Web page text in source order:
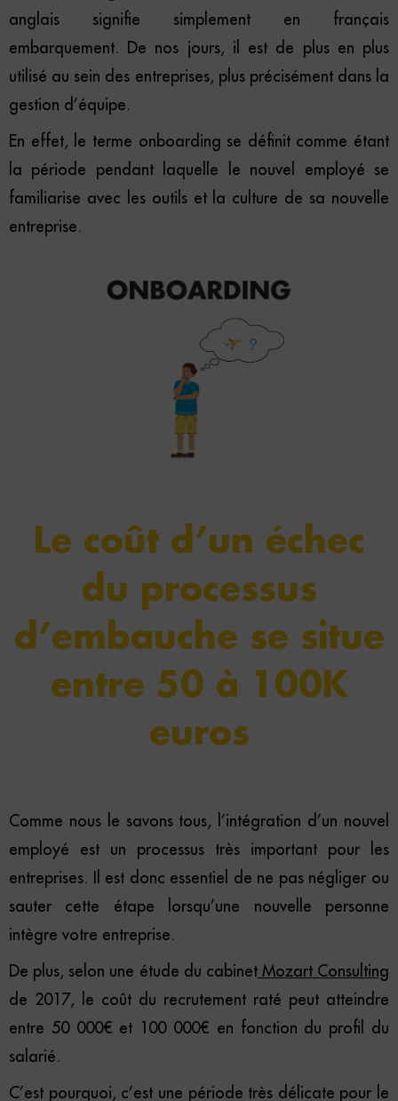
anglais signifie simplement en français
embarquement. De nos jours, il est de plus en plus
utilisé au sein des entreprises, plus précisément dans la
gestion d’équipe.
En effet, le terme onboarding se définit comme étant
la période pendant laquelle le nouvel employé se
familiarise avec les outils et la culture de sa nouvelle
entreprise.
Le coût d’un échec
du processus
d’embauche se situe
entre 50 à 100K
euros
Comme nous le savons tous, l’intégration d’un nouvel
employé est un processus très important pour les
entreprises. Il est donc essentiel de ne pas négliger ou
sauter cette étape lorsqu’une nouvelle personne
intègre votre entreprise.
De plus, selon une étude du cabinetMozart Consulting
de 2017, le coût du recrutement raté peut atteindre
entre 50 000€ et 100 000€ en fonction du profil du
salarié.
C’est pourquoi, c’est une période très délicate pour le